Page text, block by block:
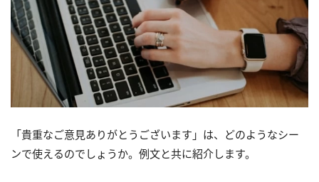
「貴重なご意見ありがとうございます」は、どのようなシー
ンで使えるのでしょうか。例文と共に紹介します。